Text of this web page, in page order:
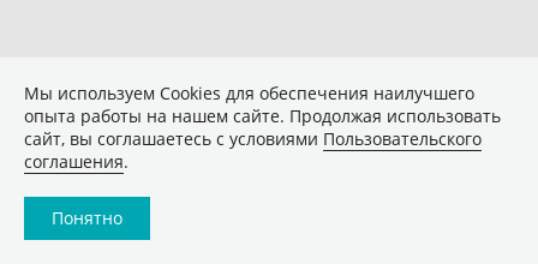
Мы используем Сookies для обеспечения наилучшего
опыта работы на нашем сайте. Продолжая использовать
сайт, вы соглашаетесь с условиями Пользовательского
соглашения.
Понятно